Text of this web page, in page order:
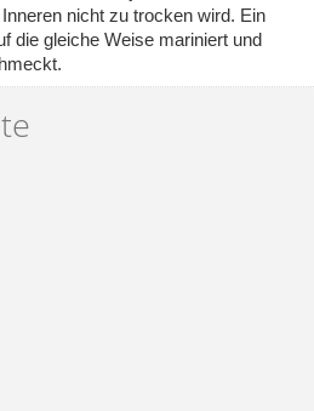
nicht zu trocken wird. Ein
die gleiche Weise mariniert und